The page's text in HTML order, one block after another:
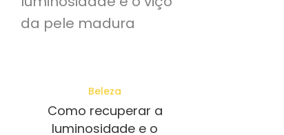
Beleza
Como recuperar a
luminosidade e o